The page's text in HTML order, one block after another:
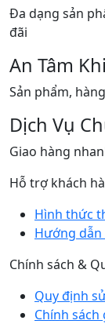
Đa dạng sản
đãi
An Tâm
Sản phẩm,
Dịch Vụ
Giao hàng
Hỗ trợ khách
Hình thức
Hướng
Chính sách &
Quy định
Chính sách